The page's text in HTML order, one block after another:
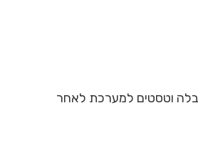
וטסטים למערכת לאחר